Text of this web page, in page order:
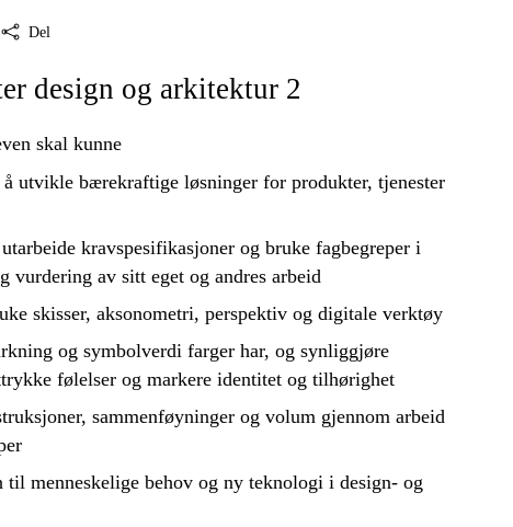
Del
design og arkitektur 2
skal kunne
utviklebærekraftige løsninger for produkter, tjenester
kravspesifikasjoner og brukefagbegreper i
vurdering av sitt eget og andres arbeid
skisser, aksonometri, perspektiv og digitale verktøy
og symbolverdi farger har, og synliggjøre
følelser og markere identitet og tilhørighet
sammenføyninger og volum gjennom arbeid
til menneskelige behov og ny teknologi i design- og